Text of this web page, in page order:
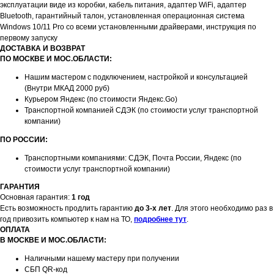
эксплуатации виде из коробки, кабель питания, адаптер WiFi, адаптер
Bluetooth, гарантийный талон, установленная операционная система
Windows 10/11 Pro со всеми установленными драйверами, инструкция по
первому запуску
ДОСТАВКА И ВОЗВРАТ
ПО МОСКВЕ И МОС.ОБЛАСТИ:
Нашим мастером с подключением, настройкой и консультацией
(Внутри МКАД 2000 руб)
Курьером Яндекс (по стоимости Яндекс.Go)
Транспортной компанией СДЭК (по стоимости услуг транспортной
компании)
ПО РОССИИ:
Транспортными компаниями: СДЭК, Почта России, Яндекс (по
стоимости услуг транспортной компании)
ГАРАНТИЯ
Основная гарантия: 1 год
Есть возможность продлить гарантию до 3-х лет. Для этого необходимо раз в
год привозить компьютер к нам на ТО, подробнее тут.
ОПЛАТА
В МОСКВЕ И МОС.ОБЛАСТИ:
Наличными нашему мастеру при получении
СБП QR-код